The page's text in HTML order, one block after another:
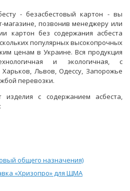
- безасбестовый картон - вы
позвонив менеджеру или
картон без содержания асбеста
популярных высокопрочных
ценам в Украине. Вся продукция
и экологичная, с
Львов, Одессу, Запорожье
перевозки.
с содержанием асбеста,
общего назначения)
«Хризопро» для ЩМА